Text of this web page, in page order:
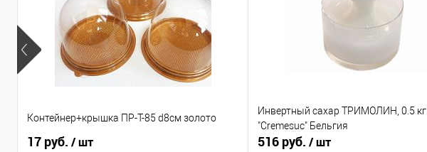
Контейнер+крышка ПР-Т-85 d8см золото
17 руб. / шт
Инвертный сахар ТРИМОЛИН, 0.5 кг.
"Cremesuc" Бельгия
516 руб. / шт